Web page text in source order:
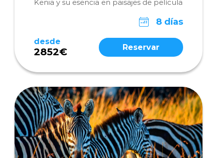
Kenia y su esencia en paisajes de película
8 días
desde
2852€ Reservar